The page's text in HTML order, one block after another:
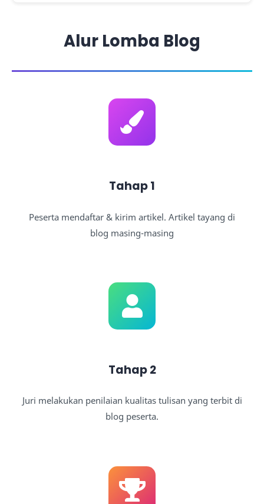
Alur Lomba Blog
Tahap 1
Peserta mendaftar & kirim artikel. Artikel tayang di
blog masing-masing
Tahap 2
Juri melakukan penilaian kualitas tulisan yang terbit di
blog peserta.